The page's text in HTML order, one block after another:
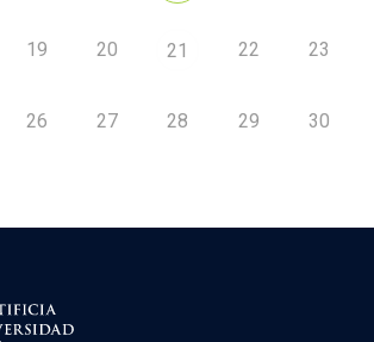
19 20 21 22 23
26 27 28 29 30